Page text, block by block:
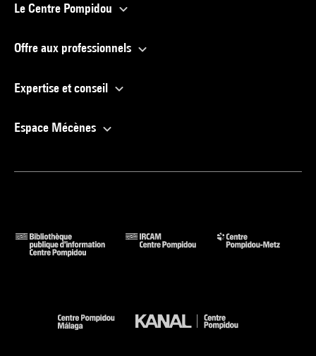
Le Centre Pompidou
Offre aux professionnels
Expertise et conseil
Espace Mécènes